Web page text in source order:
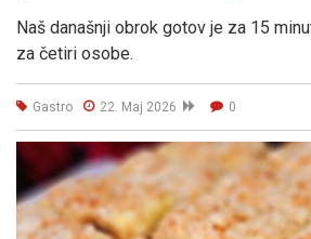
Naš današnji obrok gotov je za 15
za četiri osobe.
Gastro 22. Maj 2026 0